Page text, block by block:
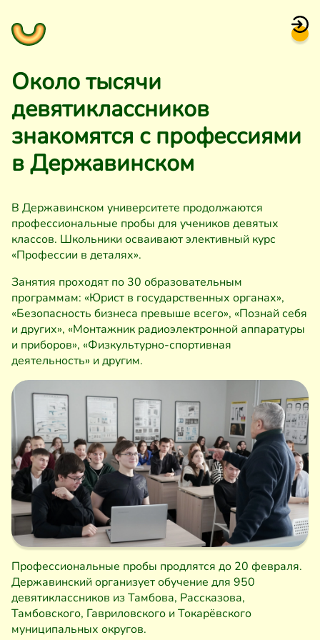
Около тысячи
девятиклассников
знакомятся с профессиями
в Державинском
В Державинском университете продолжаются
профессиональные пробы для учеников девятых
классов. Школьники осваивают элективный курс
«Профессии в деталях».
Занятия проходят по 30 образовательным
программам: «Юрист в государственных органах»,
«Безопасность бизнеса превыше всего», «Познай себя
и других», «Монтажник радиоэлектронной аппаратуры
и приборов», «Физкультурно-спортивная
деятельность» и другим.
Профессиональные пробы продлятся до 20 февраля.
Державинский организует обучение для 950
девятиклассников из Тамбова, Рассказова,
Тамбовского, Гавриловского и Токарёвского
муниципальных округов.